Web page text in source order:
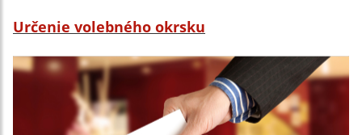
Určenie volebného okrsku